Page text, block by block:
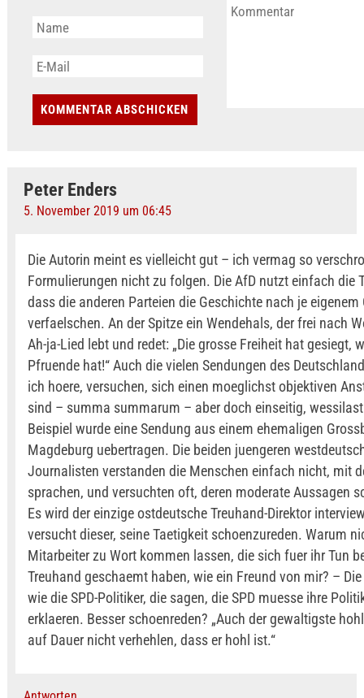
Peter Enders
5. November 2019 um 06:45
Die Autorin meint es vielleicht gut – ich vermag so
Formulierungen nicht zu folgen. Die AfD nutzt einfach die
dass die anderen Parteien die Geschichte nach je eigenem
verfaelschen. An der Spitze ein Wendehals, der frei nach
Ah-ja-Lied lebt und redet: „Die grosse Freiheit hat gesiegt,
Pfruende hat!“ Auch die vielen Sendungen des
ich hoere, versuchen, sich einen moeglichst objektiven
sind – summa summarum – aber doch einseitig,
Beispiel wurde eine Sendung aus einem ehemaligen
Magdeburg uebertragen. Die beiden juengeren
Journalisten verstanden die Menschen einfach nicht, mit
sprachen, und versuchten oft, deren moderate Aussagen
Es wird der einzige ostdeutsche Treuhand-Direktor
versucht dieser, seine Taetigkeit schoenzureden. Warum
Mitarbeiter zu Wort kommen lassen, die sich fuer ihr Tun
Treuhand geschaemt haben, wie ein Freund von mir? –
wie die SPD-Politiker, die sagen, die SPD muesse ihre
erklaeren. Besser schoenreden? „Auch der gewaltigste
auf Dauer nicht verhehlen, dass er hohl ist.“